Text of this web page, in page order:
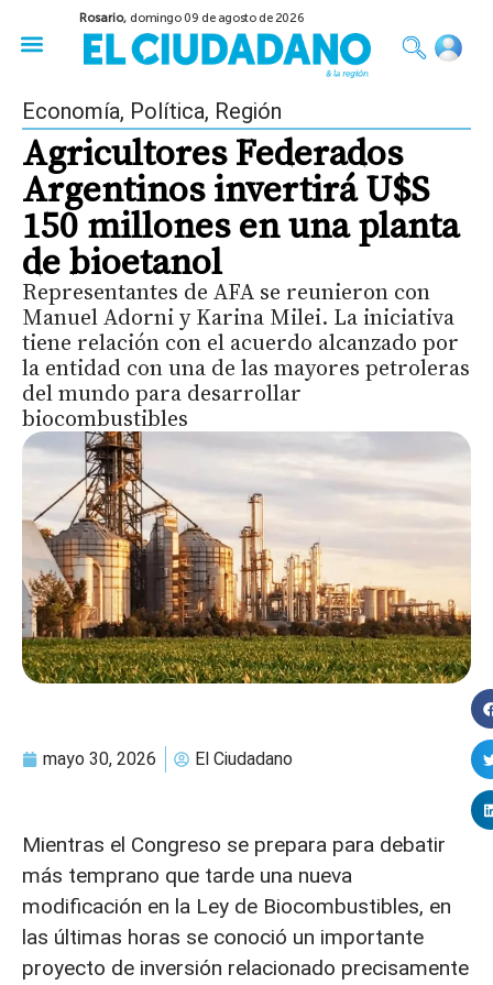
Rosario, domingo 09 de agosto de 2026
Economía, Política, Región
Agricultores Federados
Argentinos invertirá U$S
150 millones en una planta
de bioetanol
Representantes de AFA se reunieron con
Manuel Adorni y Karina Milei. La iniciativa
tiene relación con el acuerdo alcanzado por
la entidad con una de las mayores petroleras
del mundo para desarrollar
biocombustibles
mayo 30, 2026 El Ciudadano
Mientras el Congreso se prepara para debatir
más temprano que tarde una nueva
modificación en la Ley de Biocombustibles, en
las últimas horas se conoció un importante
proyecto de inversión relacionado precisamente